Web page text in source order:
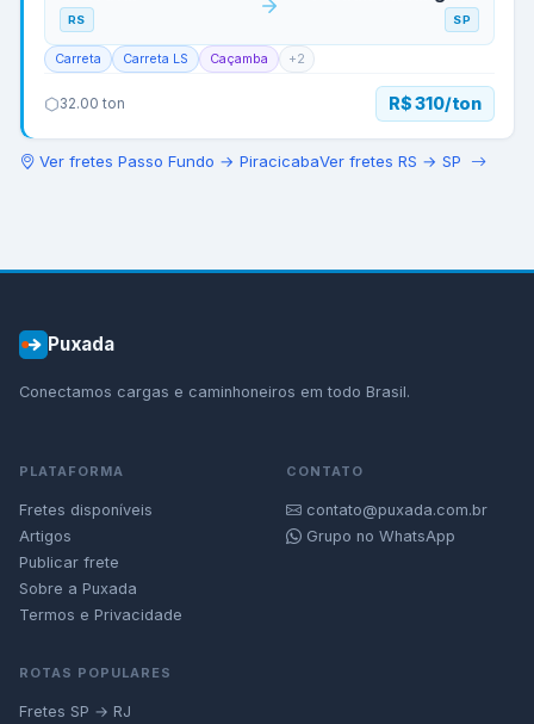
RS SP
Carreta Carreta LS Caçamba +2
32.00 ton R$ 310/ton
Ver fretes Passo Fundo → PiracicabaVer fretes RS → SP
Puxada
Conectamos cargas e caminhoneiros em todo Brasil.
PLATAFORMA
Fretes disponíveis
Artigos
Publicar frete
Sobre a Puxada
Termos e Privacidade
CONTATO
contato@puxada.com.br
Grupo no WhatsApp
ROTAS POPULARES
Fretes SP → RJ